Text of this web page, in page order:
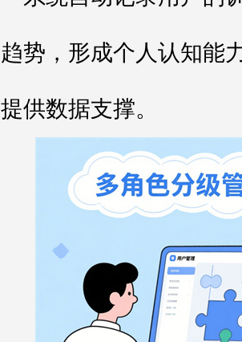
趋势，形成个人认知能
提供数据支撑。